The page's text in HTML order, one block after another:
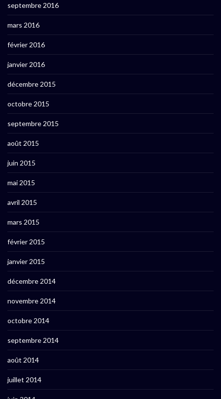
septembre 2016
mars 2016
février 2016
janvier 2016
décembre 2015
octobre 2015
septembre 2015
août 2015
juin 2015
mai 2015
avril 2015
mars 2015
février 2015
janvier 2015
décembre 2014
novembre 2014
octobre 2014
septembre 2014
août 2014
juillet 2014